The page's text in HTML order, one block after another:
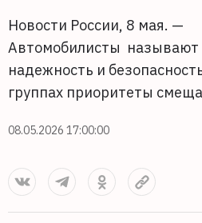
Новости России, 8 мая. —
Автомобилисты называют
надежность и
группах приоритеты
08.05.2026 17:00:00